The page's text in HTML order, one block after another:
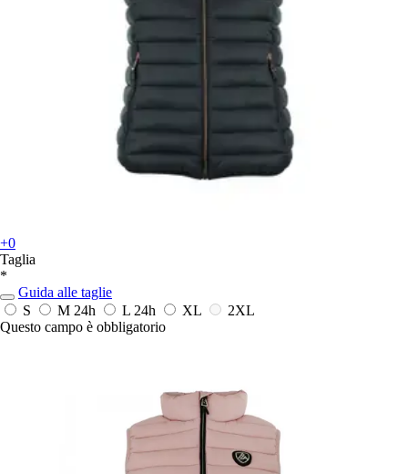
+0
Taglia
*
Guida alle taglie
S
M 24h L 24h XL
2XL
Questo campo è obbligatorio